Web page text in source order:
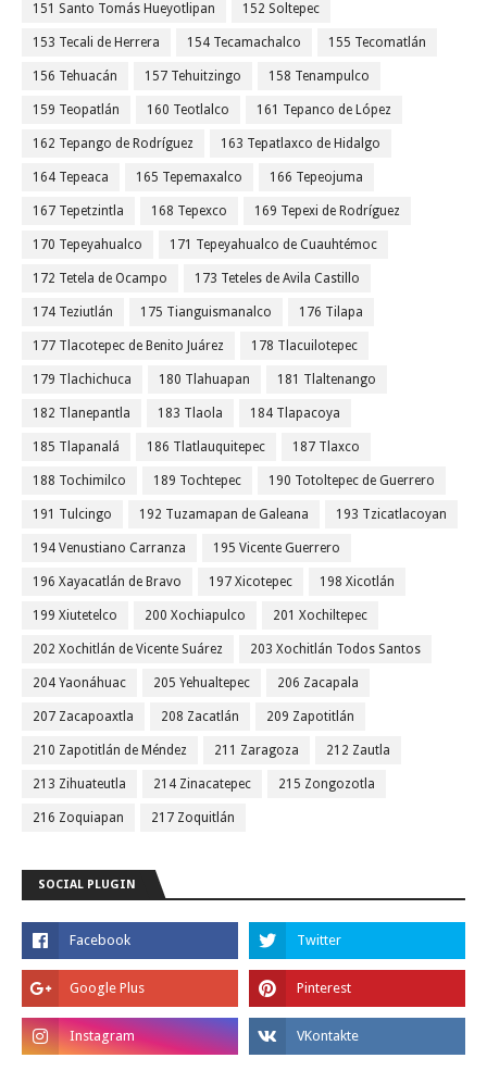
151 Santo Tomás Hueyotlipan 152 Soltepec
153 Tecali de Herrera 154 Tecamachalco 155 Tecomatlán
156 Tehuacán 157 Tehuitzingo 158 Tenampulco
159 Teopatlán 160 Teotlalco 161 Tepanco de López
162 Tepango de Rodríguez 163 Tepatlaxco de Hidalgo
164 Tepeaca 165 Tepemaxalco 166 Tepeojuma
167 Tepetzintla 168 Tepexco 169 Tepexi de Rodríguez
170 Tepeyahualco 171 Tepeyahualco de Cuauhtémoc
172 Tetela de Ocampo 173 Teteles de Avila Castillo
174 Teziutlán 175 Tianguismanalco 176 Tilapa
177 Tlacotepec de Benito Juárez 178 Tlacuilotepec
179 Tlachichuca 180 Tlahuapan 181 Tlaltenango
182 Tlanepantla 183 Tlaola 184 Tlapacoya
185 Tlapanalá 186 Tlatlauquitepec 187 Tlaxco
188 Tochimilco 189 Tochtepec 190 Totoltepec de Guerrero
191 Tulcingo 192 Tuzamapan de Galeana 193 Tzicatlacoyan
194 Venustiano Carranza 195 Vicente Guerrero
196 Xayacatlán de Bravo 197 Xicotepec 198 Xicotlán
199 Xiutetelco 200 Xochiapulco 201 Xochiltepec
202 Xochitlán de Vicente Suárez 203 Xochitlán Todos Santos
204 Yaonáhuac 205 Yehualtepec 206 Zacapala
207 Zacapoaxtla 208 Zacatlán 209 Zapotitlán
210 Zapotitlán de Méndez 211 Zaragoza 212 Zautla
213 Zihuateutla 214 Zinacatepec 215 Zongozotla
216 Zoquiapan 217 Zoquitlán
SOCIAL PLUGIN